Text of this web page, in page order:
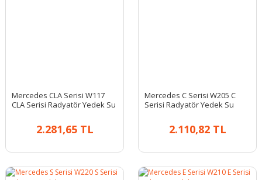
Mercedes CLA Serisi W117
CLA Serisi Radyatör Yedek Su
2.281,65 TL
Mercedes C Serisi W205 C
Serisi Radyatör Yedek Su
2.110,82 TL